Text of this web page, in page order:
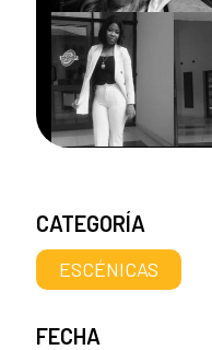
CATEGORÍA
ESCÉNICAS
FECHA